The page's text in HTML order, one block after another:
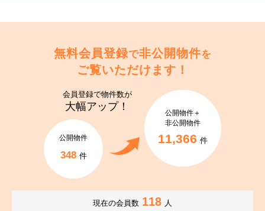
無料会員登録で非公開物件を
ご覧いただけます！
会員登録で物件数が
大幅アップ！
公開物件
348 件
公開物件＋
非公開物件
11,366 件
現在の会員数 118 人